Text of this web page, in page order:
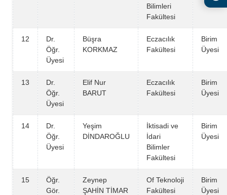
Bilimleri
Fakültesi
12
Dr.
Öğr.
Üyesi
Büşra
KORKMAZ
Eczacılık
Fakültesi
Birim
Üyesi
13
Dr.
Öğr.
Üyesi
Elif Nur
BARUT
Eczacılık
Fakültesi
Birim
Üyesi
14
Dr.
Öğr.
Üyesi
Yeşim
DİNDAROĞLU
İktisadi ve
İdari
Bilimler
Fakültesi
Birim
Üyesi
15
Öğr.
Gör.
Zeynep
ŞAHİN TİMAR
Of Teknoloji
Fakültesi
Birim
Üyesi